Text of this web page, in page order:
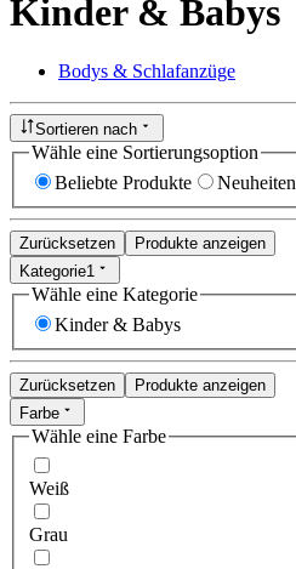
Kinder & Babys
Bodys & Schlafanzüge
Sortieren nach
Wähle eine Sortierungsoption
Beliebte Produkte
Neuheiten
Zurücksetzen
Produkte anzeigen
Kategorie1
Wähle eine Kategorie
Kinder & Babys
Zurücksetzen
Produkte anzeigen
Farbe
Wähle eine Farbe
Weiß
Grau